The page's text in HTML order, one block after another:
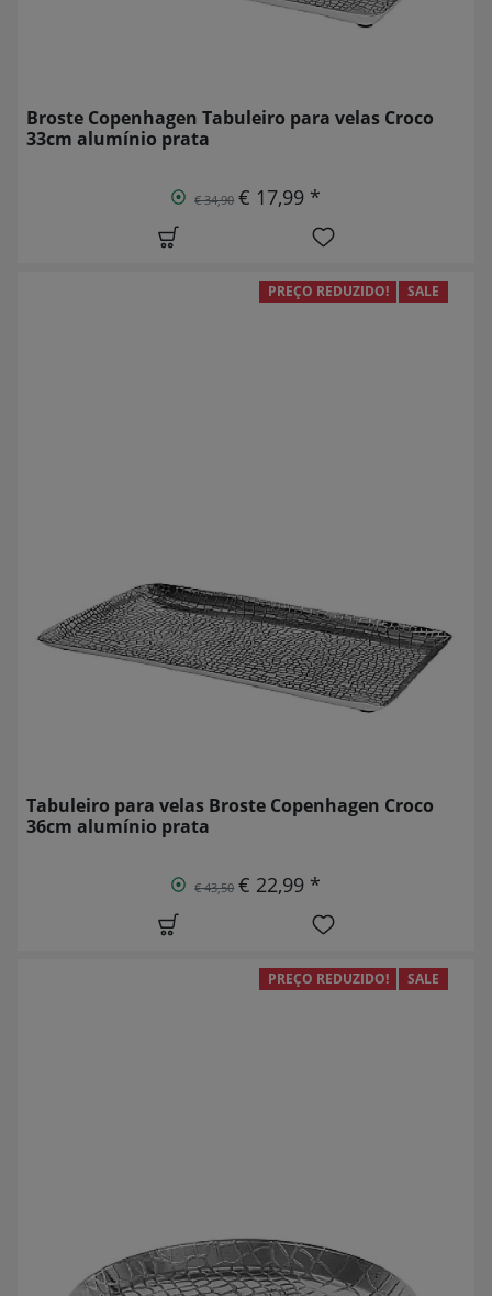
Broste Copenhagen Tabuleiro para velas Croco
33cm alumínio prata
€ 34,90 € 17,99 *
PREÇO REDUZIDO! SALE
Tabuleiro para velas Broste Copenhagen Croco
36cm alumínio prata
€ 43,50 € 22,99 *
PREÇO REDUZIDO! SALE